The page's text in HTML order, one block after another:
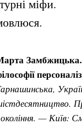
міфи.
Замбжицька.
— Київ: